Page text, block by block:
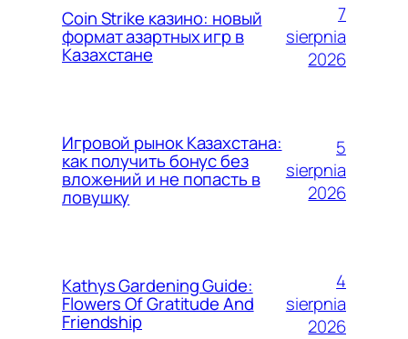
Coin Strike казино: новый
формат азартных игр в
Казахстане
7
sierpnia
2026
Игровой рынок Казахстана:
как получить бонус без
вложений и не попасть в
ловушку
5
sierpnia
2026
Kathys Gardening Guide:
Flowers Of Gratitude And
Friendship
4
sierpnia
2026